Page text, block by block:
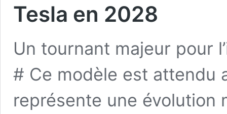
Tesla en 2028
Un tournant majeur pour
# Ce modèle est attendu
représente une évolution